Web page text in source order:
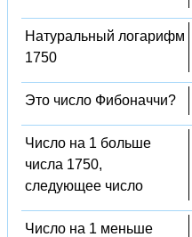
Натуральный логарифм
1750
Это число Фибоначчи?
Число на 1 больше
числа 1750,
следующее число
Число на 1 меньше